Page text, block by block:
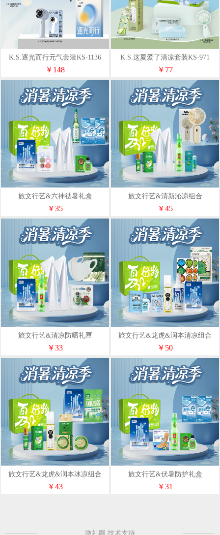
K.S.逐光而行元气套装KS-1136
￥148
K.S.这夏爱了清凉套装KS-971
￥77
旅文行艺&六神祛暑礼盒
￥35
旅文行艺&清新沁凉组合
￥45
旅文行艺&清凉防晒礼匣
￥33
旅文行艺&龙虎&润本清凉组合
￥50
旅文行艺&龙虎&润本冰凉组合
￥43
旅文行艺&伏暑防护礼盒
￥31
微礼网 技术支持